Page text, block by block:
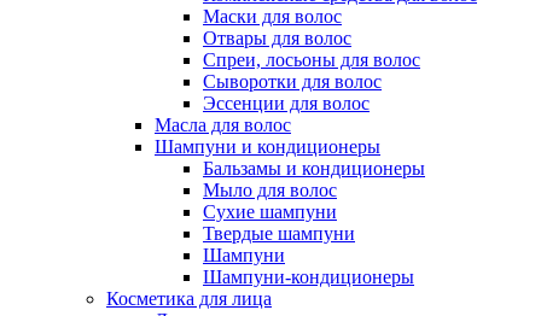
Маски для волос
Отвары для волос
Спреи, лосьоны для волос
Сыворотки для волос
Эссенции для волос
Масла для волос
Шампуни и кондиционеры
Бальзамы и кондиционеры
Мыло для волос
Сухие шампуни
Твердые шампуни
Шампуни
Шампуни-кондиционеры
Косметика для лица